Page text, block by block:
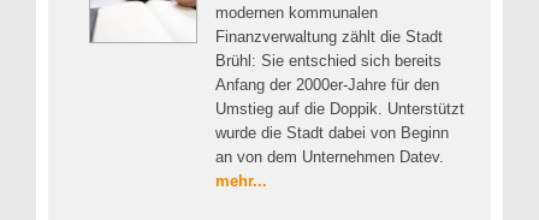
modernen kommunalen
Finanzverwaltung zählt die Stadt
Brühl: Sie entschied sich bereits
Anfang der 2000er-Jahre für den
Umstieg auf die Doppik. Unterstützt
wurde die Stadt dabei von Beginn
an von dem Unternehmen Datev.
mehr...